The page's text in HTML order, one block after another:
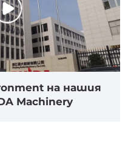
на нашия
Machinery